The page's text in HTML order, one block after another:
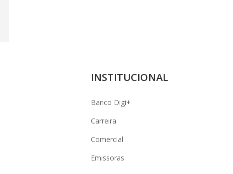
INSTITUCIONAL
Banco Digi+
Carreira
Comercial
Emissoras